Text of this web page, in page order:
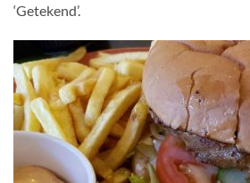
‘Getekend’.